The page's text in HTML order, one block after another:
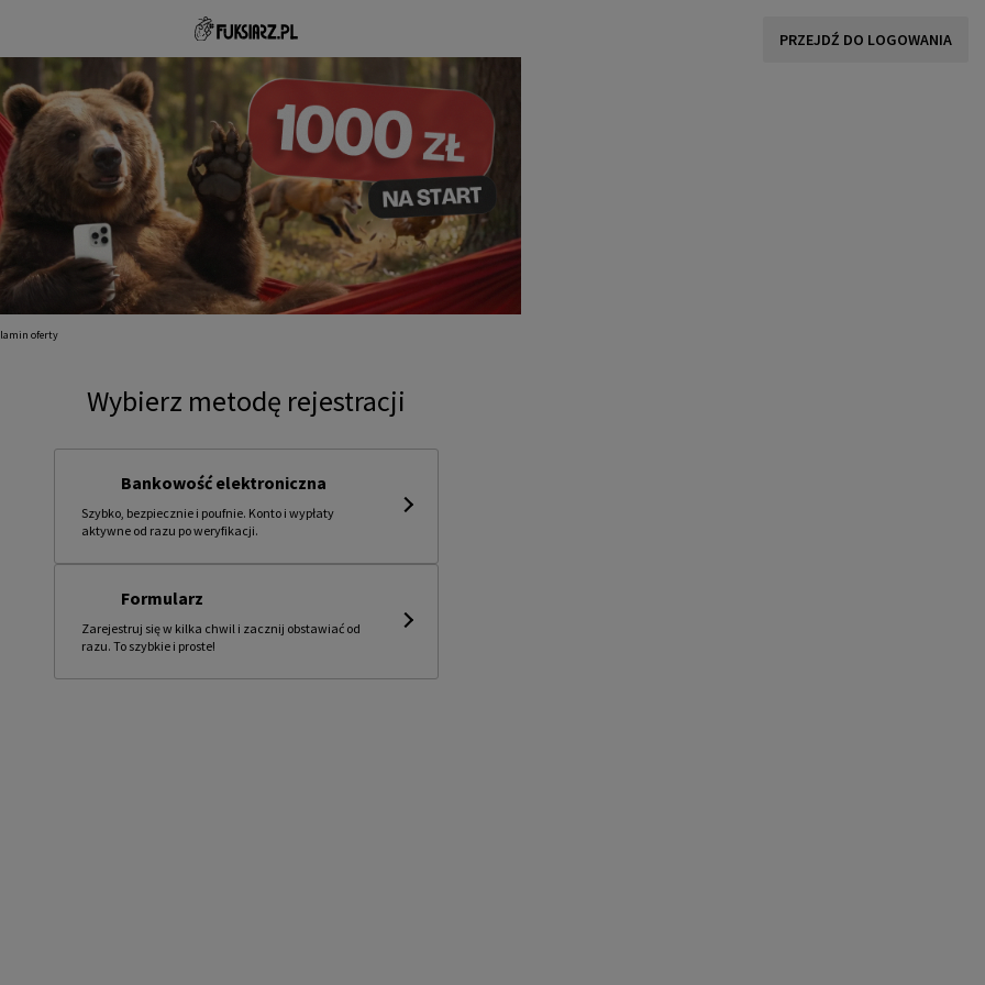
PRZEJDŹ DO LOGOWANIA
oferty
Wybierz metodę rejestracji
Bankowość elektroniczna
Szybko, bezpiecznie i poufnie. Konto i wypłaty
aktywne od razu po weryfikacji.
Formularz
Zarejestruj się w kilka chwil i zacznij obstawiać od
razu. To szybkie i proste!